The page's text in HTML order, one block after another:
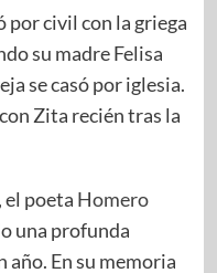
por civil con la griega
su madre Felisa
se casó por iglesia.
Zita recién tras la
el poeta Homero
una profunda
año. En su memoria